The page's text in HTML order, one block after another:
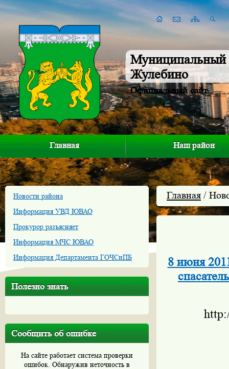
Муниципальный
Жулебино
Официальный сайт
Главная Наш район
Новости района
Информация УВД ЮВАО
Прокурор разъясняет
Информация МЧС ЮВАО
Информация Департамента ГОЧСиПБ
Полезно знать
Сообщить об ошибке
На сайте работает система проверки
ошибок. Обнаружив неточность в
Главная /
8 июня